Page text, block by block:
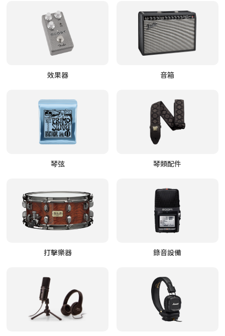
效果器 音箱
琴弦 琴類配件
打擊樂器 錄音設備